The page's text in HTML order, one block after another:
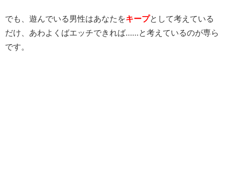
でも、遊んでいる男性はあなたをキープとして考えている
だけ、あわよくばエッチできれば……と考えているのが専ら
です。